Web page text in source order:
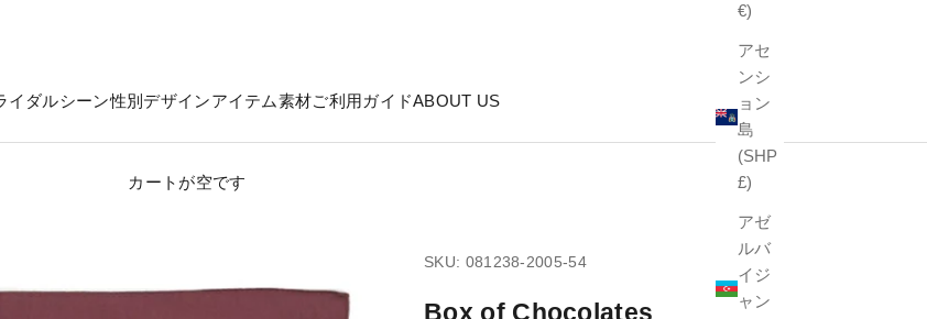
イダルシーン性別 デザインアイテム素材ご利用ガイドABOUT US
€)
アセ
ンシ
ョン
島
(SHP
£)
アゼ
ルバ
イジ
ャン
カートが空です
SKU: 081238-2005-54
Box of Chocolates